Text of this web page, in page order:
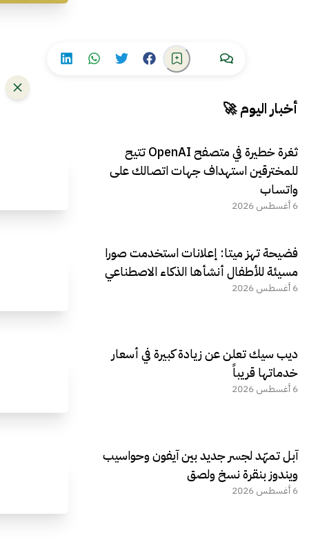
أخبار اليوم 🚀
ثغرة خطيرة في متصفح OpenAI تتيح
للمخترقين استهداف جهات اتصالك على
واتساب
6 أغسطس 2026
فضيحة تهز ميتا: إعلانات استخدمت صورا
مسيئة للأطفال أنشأها الذكاء الاصطناعي
6 أغسطس 2026
ديب سيك تعلن عن زيادة كبيرة في أسعار
خدماتها قريباً
6 أغسطس 2026
آبل تمهّد لجسر جديد بين آيفون وحواسيب
ويندوز بنقرة نسخ ولصق
6 أغسطس 2026